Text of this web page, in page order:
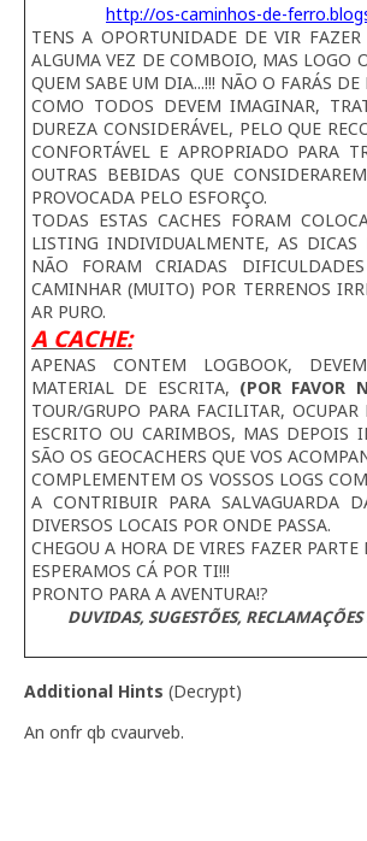
http://os-caminhos-de-
TENS A OPORTUNIDADE DE VIR
ALGUMA VEZ DE COMBOIO, MAS LOGO
QUEM SABE UM DIA...!!! NÃO O FARÁS DE
COMO TODOS DEVEM IMAGINAR,
DUREZA CONSIDERÁVEL, PELO QUE
CONFORTÁVEL E APROPRIADO PARA
OUTRAS BEBIDAS QUE
PROVOCADA PELO ESFORÇO.
TODAS ESTAS CACHES FORAM
LISTING INDIVIDUALMENTE, AS DICAS
NÃO FORAM CRIADAS
CAMINHAR (MUITO) POR TERRENOS
AR PURO.
A CACHE:
APENAS CONTEM LOGBOOK,
MATERIAL DE ESCRITA, (POR FAVOR
TOUR/GRUPO PARA FACILITAR,
ESCRITO OU CARIMBOS, MAS DEPOIS
SÃO OS GEOCACHERS QUE VOS
COMPLEMENTEM OS VOSSOS LOGS
A CONTRIBUIR PARA SALVAGUARDA
DIVERSOS LOCAIS POR ONDE PASSA.
CHEGOU A HORA DE VIRES FAZER PARTE
ESPERAMOS CÁ POR TI!!!
PRONTO PARA A AVENTURA!?
DUVIDAS, SUGESTÕES,
Additional Hints (Decrypt)
An onfr qb cvaurveb.